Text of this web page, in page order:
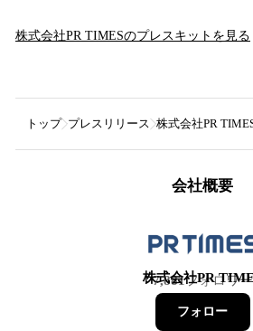
株式会社PR TIMESのプレスキットを見る
トップ プレスリリース 株式会社PR
会社概要
株式会社PR
7,881フォロワー
フォロー